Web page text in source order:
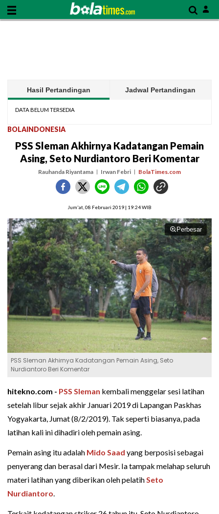
Hasil Pertandingan Jadwal Pertandingan
DATA BELUM TERSEDIA
BOLAINDONESIA
PSS Sleman Akhirnya Kadatangan Pemain
Asing, Seto Nurdiantoro Beri Komentar
Rauhanda Riyantama Irwan Febri BolaTimes.com
Jum'at, 08 Februari 2019 | 19:24 WIB
Perbesar
PSS Sleman Akhirnya Kadatangan Pemain Asing, Seto
Nurdiantoro Beri Komentar
hitekno.com - PSS Sleman kembali menggelar sesi latihan
setelah libur sejak akhir Januari 2019 di Lapangan Paskhas
Yogyakarta, Jumat (8/2/2019). Tak seperti biasanya, pada
latihan kali ini dihadiri oleh pemain asing.
Pemain asing itu adalah Mido Saad yang berposisi sebagai
penyerang dan berasal dari Mesir. Ia tampak melahap seluruh
materi latihan yang diberikan oleh pelatihSeto
Nurdiantoro.